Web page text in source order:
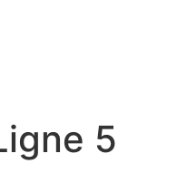
5